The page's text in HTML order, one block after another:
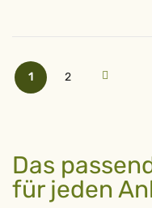
SeiteSie lesen gerade Seite
1 2
Das
für jeden